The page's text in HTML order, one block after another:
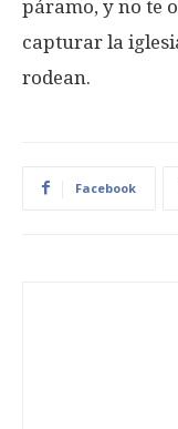
páramo, y no te
capturar la
rodean.
Facebook